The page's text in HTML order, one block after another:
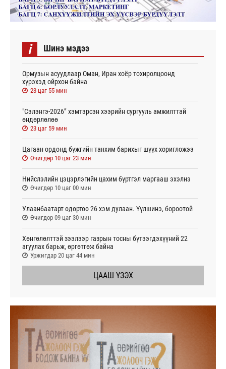
i Шинэ мэдээ
Ормузын асуудлаар Оман, Иран хоёр тохиролцоонд
хүрэхэд ойрхон байна
23 цаг 55 мин
"Сэлэнгэ-2026” хэмтэрсэн хээрийн сургууль амжилттай
өндөрлөлөө
23 цаг 59 мин
Цагаан ордонд бүжгийн танхим барихыг шүүх хоригложээ
Өчигдөр 10 цаг 23 мин
Нийслэлийн цэцэрлэгийн цахим бүртгэл маргааш эхэлнэ
Өчигдөр 10 цаг 00 мин
Улаанбаатарт өдөртөө 26 хэм дулаан. Үүлшинэ, бороотой
Өчигдөр 09 цаг 30 мин
Хөнгөлөлттэй зээлээр газрын тосны бүтээгдэхүүний 22
агуулах барьж, өргөтгөж байна
Уржигдар 20 цаг 44 мин
ЦААШ ҮЗЭХ